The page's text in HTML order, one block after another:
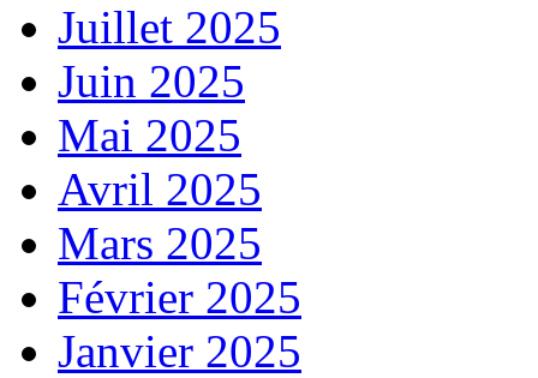
Juillet 2025
Juin 2025
Mai 2025
Avril 2025
Mars 2025
Février 2025
Janvier 2025